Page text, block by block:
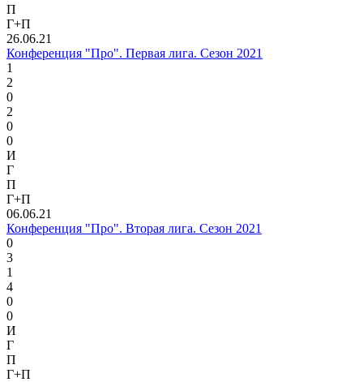
П
Г+П
26.06.21
Конференция "Про". Первая лига. Сезон 2021
1
2
0
2
0
0
И
Г
П
Г+П
06.06.21
Конференция "Про". Вторая лига. Сезон 2021
0
3
1
4
0
0
И
Г
П
Г+П